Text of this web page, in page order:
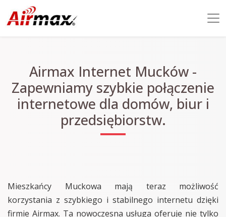
Airmax Internet Mucków -
Zapewniamy szybkie połączenie
internetowe dla domów, biur i
przedsiębiorstw.
Mieszkańcy Muckowa mają teraz możliwość
korzystania z szybkiego i stabilnego internetu dzięki
firmie Airmax. Ta nowoczesna usługa oferuje nie tylko